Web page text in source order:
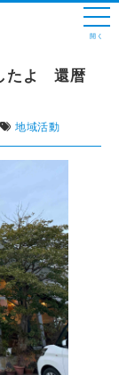
たよ 還暦
地域活動